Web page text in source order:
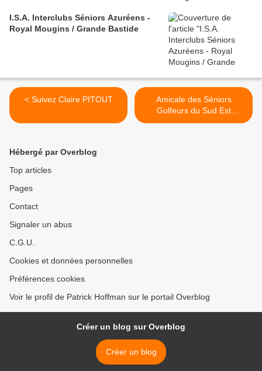
I.S.A. Interclubs Séniors Azuréens -
Royal Mougins / Grande Bastide
< Suivez Claire PITOUT
Amicale des Séniors
Golfeurs du Sud Est
(ASGSE) : TROPHEE
Hébergé par Overblog
Top articles
Pages
Contact
Signaler un abus
C.G.U.
Cookies et données personnelles
Préférences cookies
Voir le profil de Patrick Hoffman sur le portail Overblog
Créer un blog sur Overblog
Créer un blog